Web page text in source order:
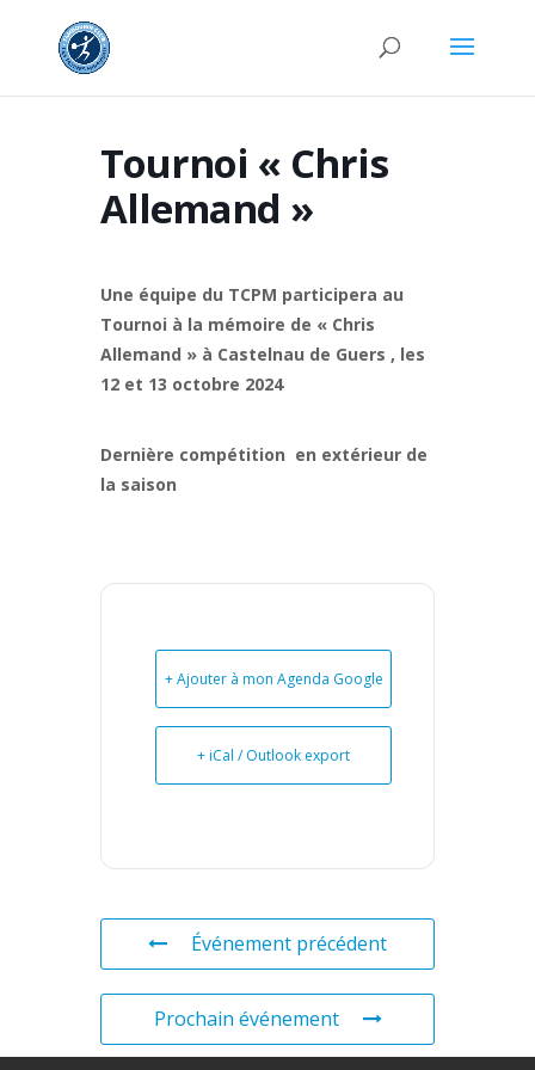
Tournoi « Chris
Allemand »
Une équipe du TCPM participera au
Tournoi à la mémoire de « Chris
Allemand » à Castelnau de Guers , les
12 et 13 octobre 2024
Dernière compétition en extérieur de
la saison
+ Ajouter à mon Agenda Google
+ iCal / Outlook export
Événement précédent
Prochain événement